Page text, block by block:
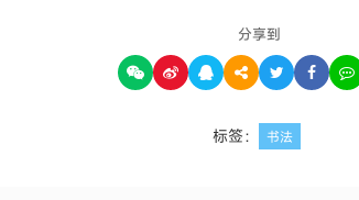
分享到
标签： 书法